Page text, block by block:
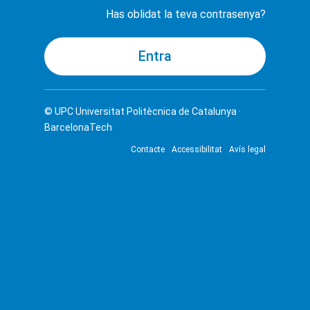
Has oblidat la teva contrasenya?
© UPCUniversitat Politècnica de Catalunya ·
BarcelonaTech
Contacte Accessibilitat Avís legal